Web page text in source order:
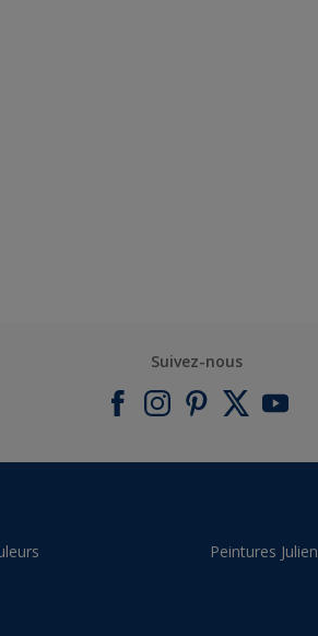
Suivez-nous
Peintures Julien